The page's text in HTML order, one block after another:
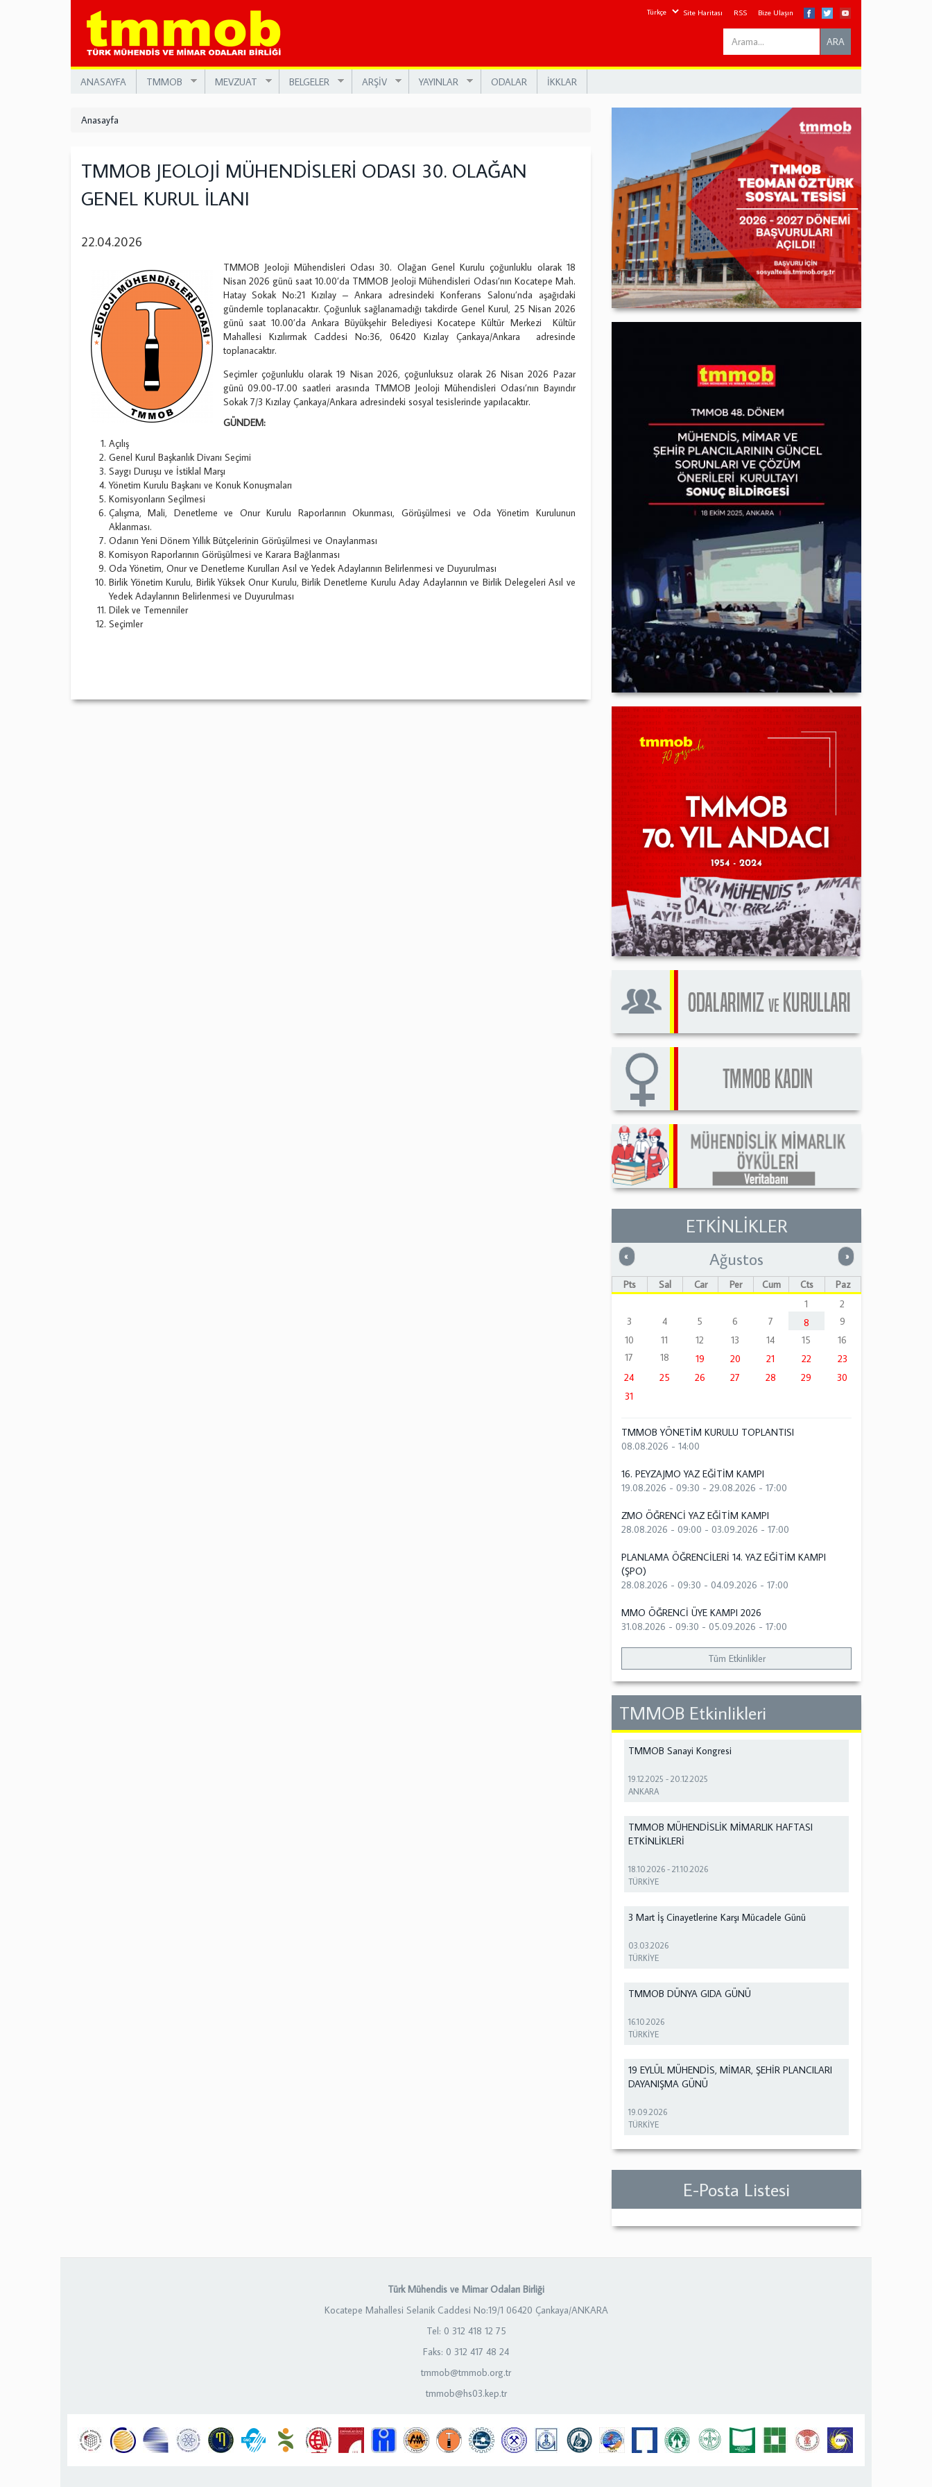
Site Haritası RSS Bize Ulaşın
Search
this
ARA
ANASAYFA TMMOB MEVZUAT BELGELER ARŞİV YAYINLAR ODALAR İKKLAR
Anasayfa
TMMOB JEOLOJİ MÜHENDİSLERİ ODASI 30. OLAĞAN
GENEL KURUL İLANI
22.04.2026
TMMOB Jeoloji Mühendisleri Odası 30. Olağan Genel Kurulu çoğunluklu olarak 18
Nisan 2026 günü saat 10.00’da TMMOB Jeoloji Mühendisleri Odası’nın Kocatepe Mah.
Hatay Sokak No:21 Kızılay – Ankara adresindeki Konferans Salonu’nda aşağıdaki
gündemle toplanacaktır. Çoğunluk sağlanamadığı takdirde Genel Kurul, 25 Nisan 2026
günü saat 10.00’da Ankara Büyükşehir Belediyesi Kocatepe Kültür Merkezi Kültür
Mahallesi Kızılırmak Caddesi No:36, 06420 Kızılay Çankaya/Ankara adresinde
toplanacaktır.
Seçimler çoğunluklu olarak 19 Nisan 2026, çoğunluksuz olarak 26 Nisan 2026 Pazar
günü 09.00-17.00 saatleri arasında TMMOB Jeoloji Mühendisleri Odası’nın Bayındır
Sokak 7/3 Kızılay Çankaya/Ankara adresindeki sosyal tesislerinde yapılacaktır.
GÜNDEM:
Açılış
Genel Kurul Başkanlık Divanı Seçimi
Saygı Duruşu ve İstiklal Marşı
Yönetim Kurulu Başkanı ve Konuk Konuşmaları
Komisyonların Seçilmesi
Çalışma, Mali, Denetleme ve Onur Kurulu Raporlarının Okunması, Görüşülmesi ve Oda Yönetim Kurulunun
Aklanması.
Odanın Yeni Dönem Yıllık Bütçelerinin Görüşülmesi ve Onaylanması
Komisyon Raporlarının Görüşülmesi ve Karara Bağlanması
Oda Yönetim, Onur ve Denetleme Kurulları Asıl ve Yedek Adaylarının Belirlenmesi ve Duyurulması
Birlik Yönetim Kurulu, Birlik Yüksek Onur Kurulu, Birlik Denetleme Kurulu Aday Adaylarının ve Birlik Delegeleri Asıl ve
Yedek Adaylarının Belirlenmesi ve Duyurulması
Dilek ve Temenniler
Seçimler
ETKİNLİKLER
« Önceki »Sonraki
Ağustos
Pts Sal Çar Per Cum Cts
Paz
1
2
3
4 5 6 7 8
9
10
11 12 13 14 15
16
17
18 19 20 21 22
23
24
25 26 27 28 29
30
31
TMMOB YÖNETİM KURULU TOPLANTISI
08.08.2026 - 14:00
16. PEYZAJMO YAZ EĞİTİM KAMPI
19.08.2026 - 09:30 -29.08.2026 - 17:00
ZMO ÖĞRENCİ YAZ EĞİTİM KAMPI
28.08.2026 - 09:00 -03.09.2026 - 17:00
PLANLAMA ÖĞRENCİLERİ 14. YAZ EĞİTİM KAMPI
(ŞPO)
28.08.2026 - 09:30 -04.09.2026 - 17:00
MMO ÖĞRENCİ ÜYE KAMPI 2026
31.08.2026 - 09:30 -05.09.2026 - 17:00
Tüm Etkinlikler
TMMOB Etkinlikleri
TMMOB Sanayi Kongresi
19.12.2025 -20.12.2025
ANKARA
TMMOB MÜHENDİSLİK MİMARLIK HAFTASI
ETKİNLİKLERİ
18.10.2026 -21.10.2026
TÜRKİYE
3 Mart İş Cinayetlerine Karşı Mücadele Günü
03.03.2026
TÜRKİYE
TMMOB DÜNYA GIDA GÜNÜ
16.10.2026
TÜRKİYE
19 EYLÜL MÜHENDİS, MİMAR, ŞEHİR PLANCILARI
DAYANIŞMA GÜNÜ
19.09.2026
TÜRKİYE
E-Posta Listesi
Türk Mühendis ve Mimar Odaları Birliği
Kocatepe Mahallesi Selanik Caddesi No:19/1 06420 Çankaya/ANKARA
Tel: 0 312 418 12 75
Faks: 0 312 417 48 24
tmmob@tmmob.org.tr
tmmob@hs03.kep.tr